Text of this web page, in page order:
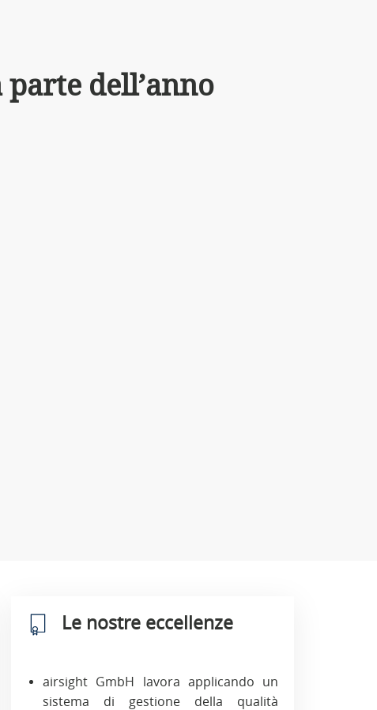
dell’anno
Le nostre eccellenze
airsight GmbH lavora applicando un
sistema di gestione della qualità